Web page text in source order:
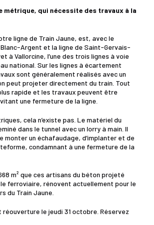
métrique, qui nécessite des travaux à la
ligne de Train Jaune, est, avec le
Blanc-Argent et la ligne de Saint-Gervais-
à Vallorcine, l’une des trois lignes à voie
national. Sur les lignes à écartement
sont généralement réalisés avec un
peut projeter directement du train. Tout
rapide et les travaux peuvent être
une fermeture de la ligne.
cela n’existe pas. Le matériel du
dans le tunnel avec un lorry à main. Il
monter un échafaudage, d’implanter et de
condamnant à une fermeture de la
m² que ces artisans du béton projeté
ferroviaire, rénovent actuellement pour le
du Train Jaune.
réouverture le jeudi 31 octobre. Réservez